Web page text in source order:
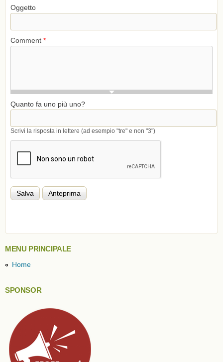
Oggetto
Comment *
Quanto fa uno più uno?
Scrivi la risposta in lettere (ad esempio "tre" e non "3")
MENU PRINCIPALE
Home
SPONSOR